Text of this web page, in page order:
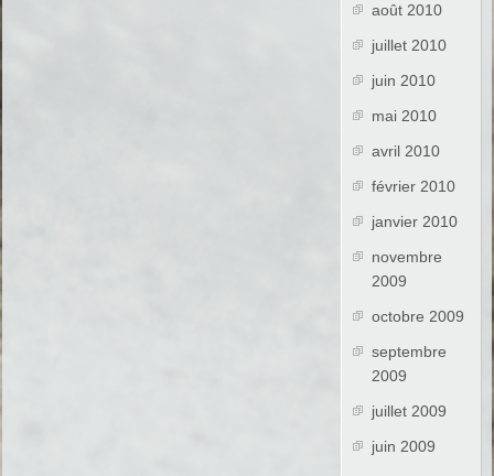
août 2010
juillet 2010
juin 2010
mai 2010
avril 2010
février 2010
janvier 2010
novembre
2009
octobre 2009
septembre
2009
juillet 2009
juin 2009